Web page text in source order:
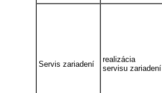
Servis zariadení
realizácia
servisu zariadení